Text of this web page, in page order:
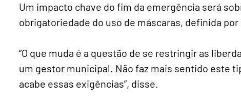
Um impacto chave do fim da emergência será
obrigatoriedade do uso de máscaras, definida
“O que muda é a questão de se restringir as
um gestor municipal. Não faz mais sentido este
acabe essas exigências”, disse.